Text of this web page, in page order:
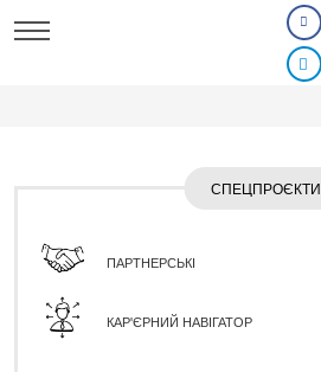
СПЕЦПРОЄКТИ
ПАРТНЕРСЬКІ
КАР'ЄРНИЙ НАВІГАТОР